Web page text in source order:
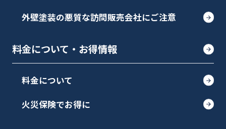
外壁塗装の悪質な訪問販売会社にご注意
料金について・お得情報
料金について
火災保険でお得に